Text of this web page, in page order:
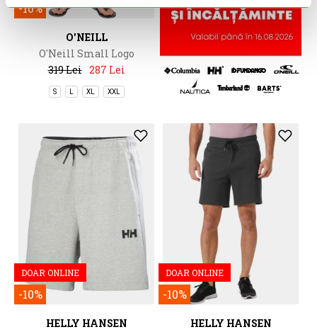
-10%
O'NEILL
O'Neill Small Logo
Sweatshorts
319 Lei 287 Lei
S XL XXL
DOAR ONLINE
-10%
HELLY HANSEN
DOAR ONLINE
-10%
HELLY HANSEN